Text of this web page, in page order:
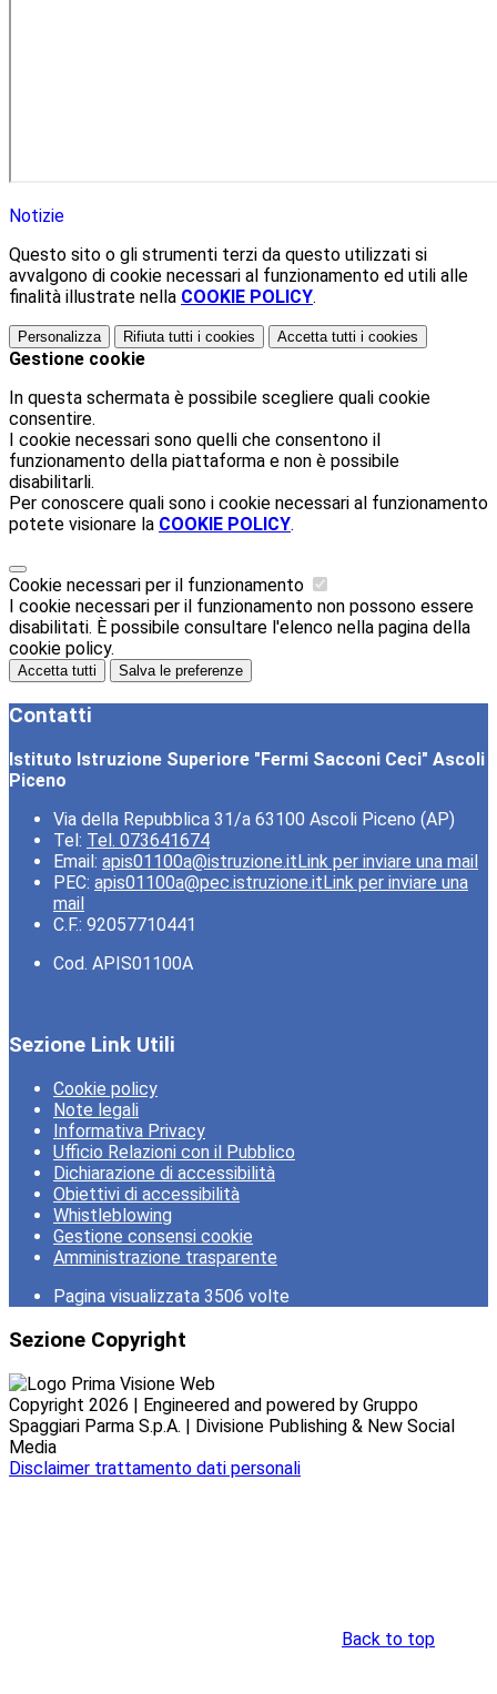
Notizie
Questo sito o gli strumenti terzi da questo utilizzati si
avvalgono di cookie necessari al funzionamento ed utili alle
finalità illustrate nella COOKIE POLICY.
Personalizza Rifiuta tutti i cookies Accetta tutti i cookies
Gestione cookie
In questa schermata è possibile scegliere quali cookie
consentire.
I cookie necessari sono quelli che consentono il
funzionamento della piattaforma e non è possibile
disabilitarli.
Per conoscere quali sono i cookie necessari al funzionamento
potete visionare la COOKIE POLICY.
Cookie necessari per il funzionamento
I cookie necessari per il funzionamento non possono essere
disabilitati. È possibile consultare l'elenco nella pagina della
cookie policy.
Accetta tutti Salva le preferenze
Contatti
Istituto Istruzione Superiore "Fermi Sacconi Ceci" Ascoli
Piceno
Via della Repubblica 31/a 63100 Ascoli Piceno (AP)
Tel: Tel. 073641674
Email: apis01100a@istruzione.itLink per inviare una mail
PEC: apis01100a@pec.istruzione.itLink per inviare una
mail
C.F.: 92057710441
Cod. APIS01100A
Sezione Link Utili
Cookie policy
Note legali
Informativa Privacy
Ufficio Relazioni con il Pubblico
Dichiarazione di accessibilità
Obiettivi di accessibilità
Whistleblowing
Gestione consensi cookie
Amministrazione trasparente
Pagina visualizzata 3506 volte
Sezione Copyright
Copyright 2026 | Engineered and powered by Gruppo
Spaggiari Parma S.p.A. | Divisione Publishing & New Social
Media
Disclaimer trattamento dati personali
Back to top